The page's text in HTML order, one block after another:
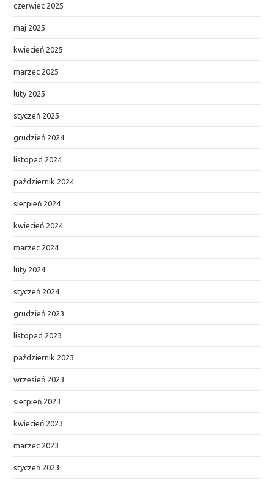
czerwiec 2025
maj 2025
kwiecień 2025
marzec 2025
luty 2025
styczeń 2025
grudzień 2024
listopad 2024
październik 2024
sierpień 2024
kwiecień 2024
marzec 2024
luty 2024
styczeń 2024
grudzień 2023
listopad 2023
październik 2023
wrzesień 2023
sierpień 2023
kwiecień 2023
marzec 2023
styczeń 2023